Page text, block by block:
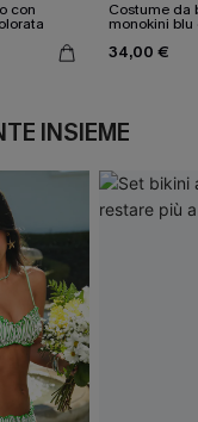
con Costume da
monokini
34,00 €
INSIEME